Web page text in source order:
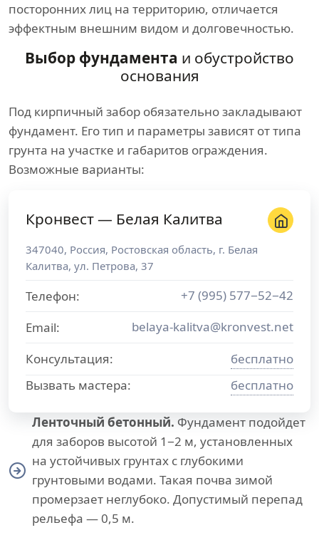
посторонних лиц на территорию, отличается
эффектным внешним видом и долговечностью.
Выбор фундамента и обустройство
основания
Под кирпичный забор обязательно закладывают
фундамент. Его тип и параметры зависят от типа
грунта на участке и габаритов ограждения.
Возможные варианты:
Кронвест — Белая Калитва
347040, Россия, Ростовская область, г. Белая
Калитва, ул. Петрова, 37
Телефон:
+7 (995) 577−52−42
Email:
belaya-kalitva@kronvest.net
Консультация:
бесплатно
Вызвать мастера:
бесплатно
Ленточный бетонный. Фундамент подойдет
для заборов высотой 1−2 м, установленных
на устойчивых грунтах с глубокими
грунтовыми водами. Такая почва зимой
промерзает неглубоко. Допустимый перепад
рельефа — 0,5 м.